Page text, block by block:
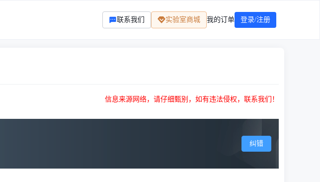
联系我们 实验室商城 我的订单 登录/注册
信息来源网络，请仔细甄别，如有违法侵权，联系我们！
纠错